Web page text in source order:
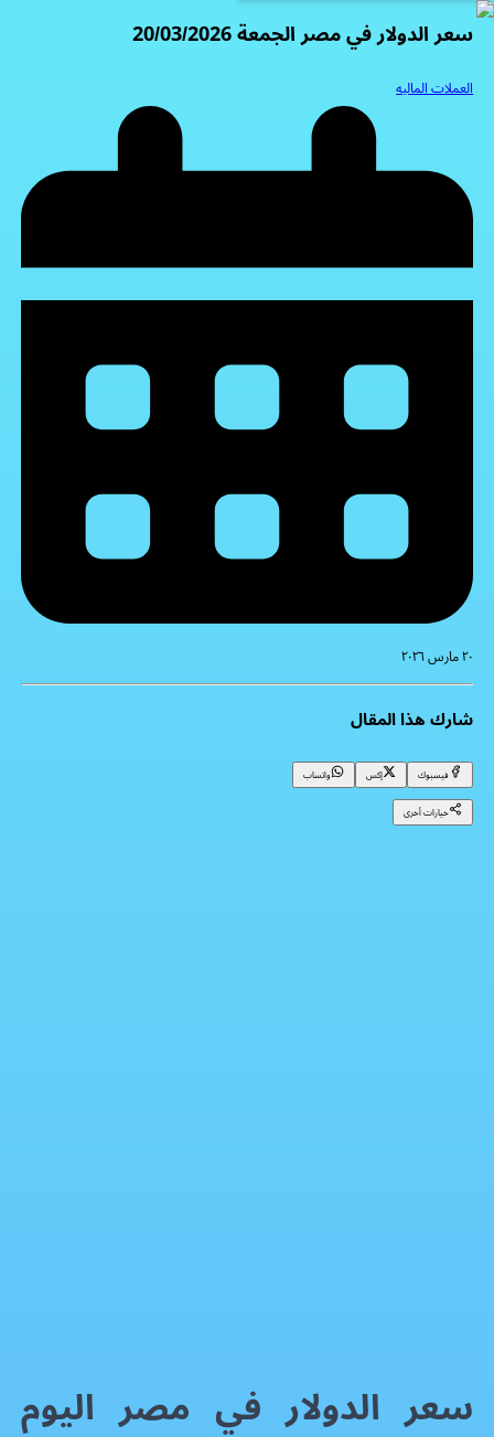
سعر الدولار في مصر الجمعة 20/03/2026
العملات الماليه
٢٠ مارس ٢٠٢٦
شارك هذا المقال
فيسبوك إكس
واتساب
خيارات أخرى
سعر الدولار في مصر اليوم